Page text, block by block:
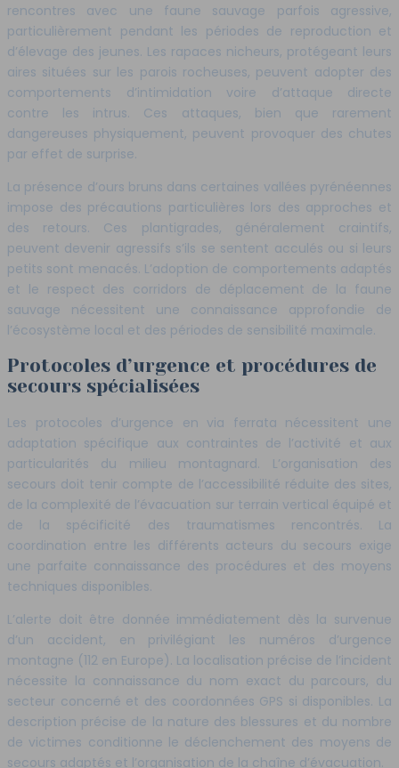
rencontres avec une faune sauvage parfois agressive,
particulièrement pendant les périodes de reproduction et
d’élevage des jeunes. Les rapaces nicheurs, protégeant leurs
aires situées sur les parois rocheuses, peuvent adopter des
comportements d’intimidation voire d’attaque directe
contre les intrus. Ces attaques, bien que rarement
dangereuses physiquement, peuvent provoquer des chutes
par effet de surprise.
La présence d’ours bruns dans certaines vallées pyrénéennes
impose des précautions particulières lors des approches et
des retours. Ces plantigrades, généralement craintifs,
peuvent devenir agressifs s’ils se sentent acculés ou si leurs
petits sont menacés. L’adoption de comportements adaptés
et le respect des corridors de déplacement de la faune
sauvage nécessitent une connaissance approfondie de
l’écosystème local et des périodes de sensibilité maximale.
Protocoles d’urgence et procédures de
secours spécialisées
Les protocoles d’urgence en via ferrata nécessitent une
adaptation spécifique aux contraintes de l’activité et aux
particularités du milieu montagnard. L’organisation des
secours doit tenir compte de l’accessibilité réduite des sites,
de la complexité de l’évacuation sur terrain vertical équipé et
de la spécificité des traumatismes rencontrés. La
coordination entre les différents acteurs du secours exige
une parfaite connaissance des procédures et des moyens
techniques disponibles.
L’alerte doit être donnée immédiatement dès la survenue
d’un accident, en privilégiant les numéros d’urgence
montagne (112 en Europe). La localisation précise de l’incident
nécessite la connaissance du nom exact du parcours, du
secteur concerné et des coordonnées GPS si disponibles. La
description précise de la nature des blessures et du nombre
de victimes conditionne le déclenchement des moyens de
secours adaptés et l’organisation de la chaîne d’évacuation.